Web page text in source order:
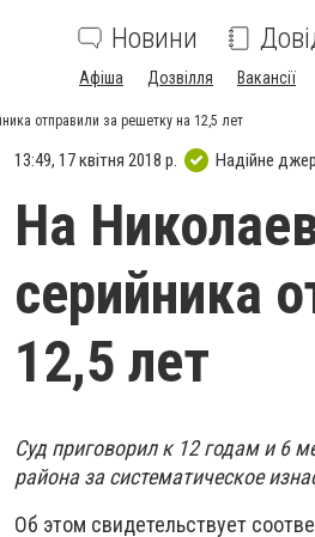
Новини
Афіша Дозвілля Вакансії
отправили за решетку на 12,5 лет
13:49, 17 квітня 2018 р. Надійне
На
серийника
12,5 лет
Суд приговорил к 12 годам и 6
района за систематическое
Об этом свидетельствует